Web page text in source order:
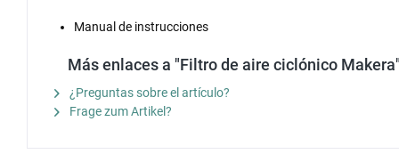
Manual de instrucciones
Más enlaces a "Filtro de aire ciclónico
¿Preguntas sobre el artículo?
Frage zum Artikel?